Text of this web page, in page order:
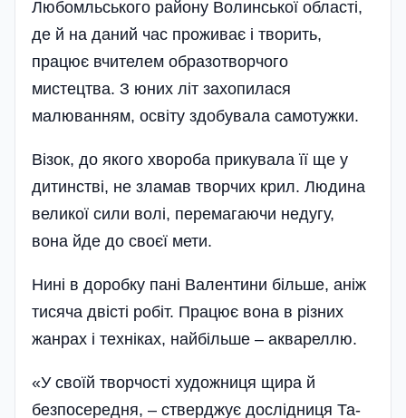
Любомльського району Волинської області,
де й на даний час проживає і творить,
працює вчителем образо­творчого
мистецтва. З юних літ захопилася
малюванням, освіту здобувала самотужки.
Візок, до якого хвороба прикувала її ще у
дитинстві, не зламав творчих крил. Людина
великої сили волі, перемагаючи недугу,
вона йде до своєї мети.
Нині в доробку пані Валентини більше, аніж
тисяча двісті робіт. Працює вона в різних
жанрах і техніках, найбільше – аквареллю.
«У своїй творчості художниця щира й
безпосередня, – стверджує дослідниця Та­